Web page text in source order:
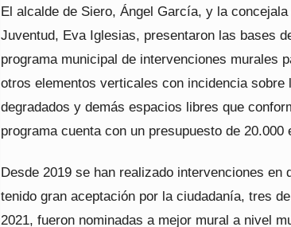
El alcalde de Siero, Ángel García, y la
Juventud, Eva Iglesias, presentaron las bases
programa municipal de intervenciones murales
otros elementos verticales con incidencia sobre
degradados y demás espacios libres que
programa cuenta con un presupuesto de 20.000
Desde 2019 se han realizado intervenciones en
tenido gran aceptación por la ciudadanía, tres
2021, fueron nominadas a mejor mural a nivel